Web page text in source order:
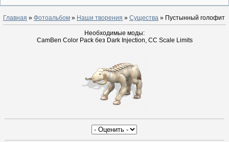
Главная » Фотоальбом » Наши творения » Существа » Пустынный голофит
Необходимые моды:
CamBen Color Pack без Dark Injection, CC Scale Limits